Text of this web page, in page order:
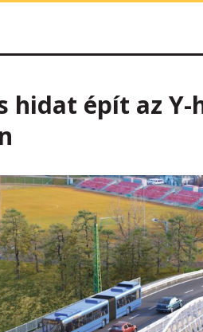
hidat épít az Y-